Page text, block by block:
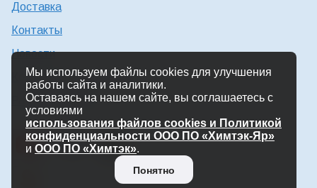
Доставка
Контакты
Новости
Консультация технолога
Работа в Химтэк
Мы используем файлы cookies для улучшения
работы сайта и аналитики.
Оставаясь на нашем сайте, вы соглашаетесь с
условиями
использования файлов cookies и Политикой
конфиденциальности ООО ПО «Химтэк-Яр»
и ООО ПО «Химтэк».
Понятно